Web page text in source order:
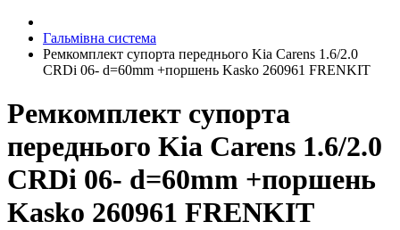
Гальмівна система
Ремкомплект супорта переднього Kia Carens 1.6/2.0
CRDi 06- d=60mm +поршень Kasko 260961 FRENKIT
Ремкомплект супорта
переднього Kia Carens 1.6/2.0
CRDi 06- d=60mm +поршень
Kasko 260961 FRENKIT